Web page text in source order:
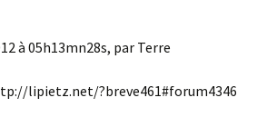
à 05h13mn28s, par Terre
lipietz.net/?breve461#forum4346